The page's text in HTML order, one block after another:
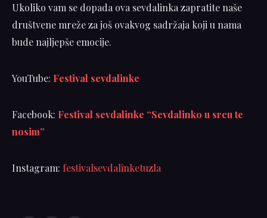
Ukoliko vam se dopada ova sevdalinka zapratite naše
društvene mreže za još ovakvog sadržaja koji u nama
bude najljepše emocije.
YouTube: Festival sevdalinke
Facebook: Festival sevdalinke “Sevdalinko u srcu te
nosim”
Instagram: festivalsevdalinketuzla